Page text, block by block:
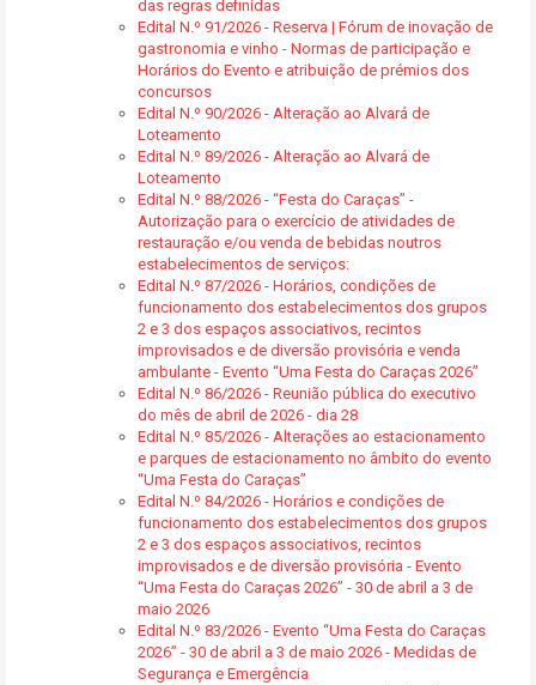
das regras definidas
Edital N.º 91/2026 - Reserva | Fórum de inovação de
gastronomia e vinho - Normas de participação e
Horários do Evento e atribuição de prémios dos
concursos
Edital N.º 90/2026 - Alteração ao Alvará de
Loteamento
Edital N.º 89/2026 - Alteração ao Alvará de
Loteamento
Edital N.º 88/2026 - “Festa do Caraças” -
Autorização para o exercício de atividades de
restauração e/ou venda de bebidas noutros
estabelecimentos de serviços:
Edital N.º 87/2026 - Horários, condições de
funcionamento dos estabelecimentos dos grupos
2 e 3 dos espaços associativos, recintos
improvisados e de diversão provisória e venda
ambulante - Evento “Uma Festa do Caraças 2026”
Edital N.º 86/2026 - Reunião pública do executivo
do mês de abril de 2026 - dia 28
Edital N.º 85/2026 - Alterações ao estacionamento
e parques de estacionamento no âmbito do evento
“Uma Festa do Caraças”
Edital N.º 84/2026 - Horários e condições de
funcionamento dos estabelecimentos dos grupos
2 e 3 dos espaços associativos, recintos
improvisados e de diversão provisória - Evento
“Uma Festa do Caraças 2026” - 30 de abril a 3 de
maio 2026
Edital N.º 83/2026 - Evento “Uma Festa do Caraças
2026” - 30 de abril a 3 de maio 2026 - Medidas de
Segurança e Emergência